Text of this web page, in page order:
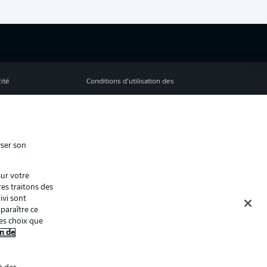
Conditions d’utilisation des
son
votre
traitons des
sont
ce
choix que
de